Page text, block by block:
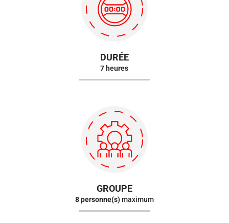
DURÉE
7 heures
GROUPE
8 personne(s)maximum